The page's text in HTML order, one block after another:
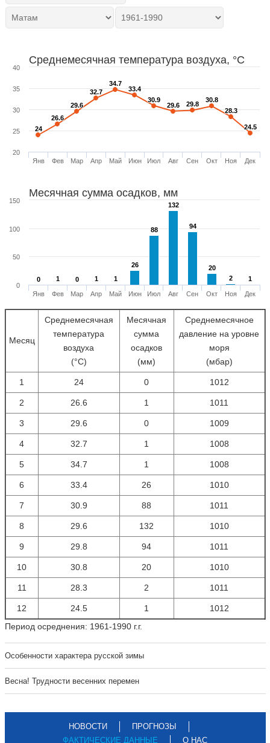
Среднемесячная температура воздуха, °C
24
24
26.6
26.6
29.6
29.6
32.7
32.7
34.7
34.7
33.4
33.4
30.9
30.9
29.6
29.6 29.8
29.8
30.8
30.8
28.3
28.3
24.5
24.5
Янв Фев Мар Апр Май Июн Июл Авг Сен Окт Ноя Дек
20
25
30
35
40
Месячная сумма осадков, мм
0
0 1
1 0
0 1
1 1
1
26
26
88
88
132
132
94
94
20
20
2
2 1
1
Янв Фев Мар Апр Май Июн Июл Авг Сен Окт Ноя Дек
0
50
100
150
Месяц
Среднемесячная
температура
воздуха
(°С)
Месячная
сумма
осадков
(мм)
Среднемесячное
давление на уровне
моря
(мбар)
1 24 0 1012
2 26.6 1 1011
3 29.6 0 1009
4 32.7 1 1008
5 34.7 1 1008
6 33.4 26 1010
7 30.9 88 1011
8 29.6 132 1010
9 29.8 94 1011
10 30.8 20 1010
11 28.3 2 1011
12 24.5 1
1012
Период осреднения: 1961-1990 г.г.
Особенности характера русской зимы
Весна! Трудности весенних перемен
НОВОСТИ
ПРОГНОЗЫ
ФАКТИЧЕСКИЕ ДАННЫЕ
О НАС